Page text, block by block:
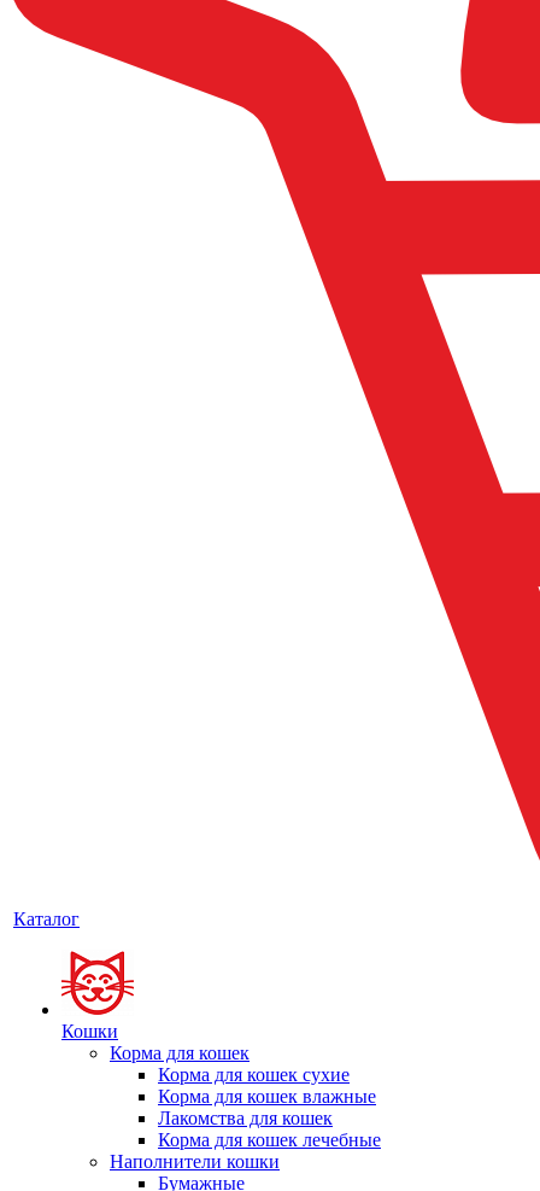
Каталог
Кошки
Корма для кошек
Корма для кошек сухие
Корма для кошек влажные
Лакомства для кошек
Корма для кошек лечебные
Наполнители кошки
Бумажные